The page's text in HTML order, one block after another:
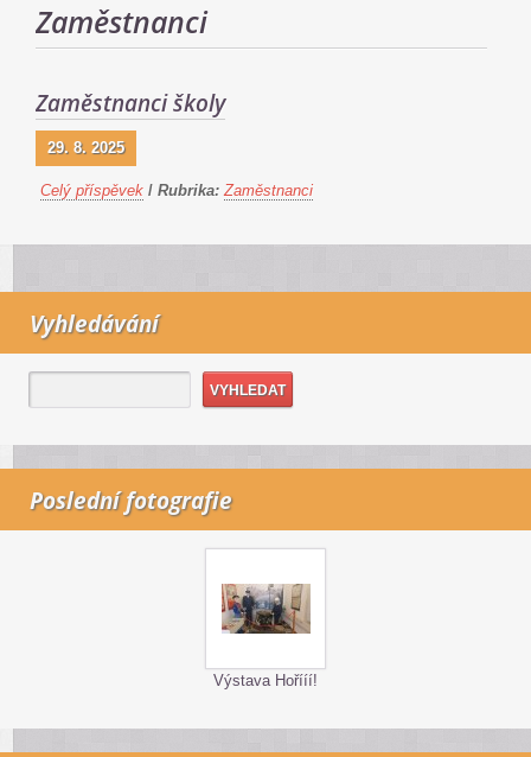
Zaměstnanci
Zaměstnanci školy
29. 8. 2025
Celý příspěvek / Rubrika: Zaměstnanci
Vyhledávání
Poslední fotografie
Výstava Hořííí!